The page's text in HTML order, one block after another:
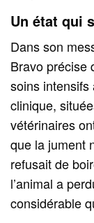
Un état qui
Dans son
Bravo précise
soins intensifs
clinique,
vétérinaires
que la jument
refusait de
l’animal a
considérable